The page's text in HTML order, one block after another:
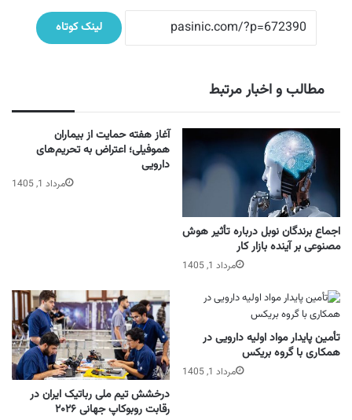
لینک کوتاه
مطالب و اخبار مرتبط
آغاز هفته حمایت از بیماران
هموفیلی؛ اعتراض به تحریم‌های
دارویی
مرداد 1, 1405
اجماع برندگان نوبل درباره تأثیر هوش
مصنوعی بر آینده بازار کار
مرداد 1, 1405
درخشش تیم ملی رباتیک ایران در
رقابت روبوکاپ جهانی ۲۰۲۶
تأمین پایدار مواد اولیه دارویی در
همکاری با گروه بریکس
مرداد 1, 1405